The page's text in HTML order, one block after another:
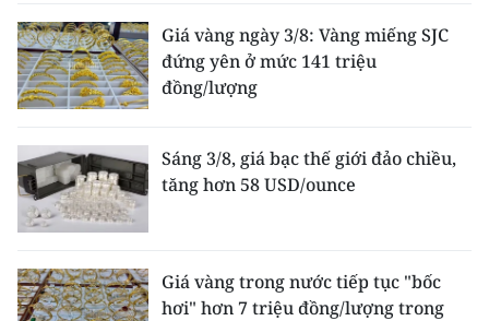
Giá vàng ngày 3/8: Vàng miếng SJC
đứng yên ở mức 141 triệu
đồng/lượng
Sáng 3/8, giá bạc thế giới đảo chiều,
tăng hơn 58 USD/ounce
Giá vàng trong nước tiếp tục "bốc
hơi" hơn 7 triệu đồng/lượng trong